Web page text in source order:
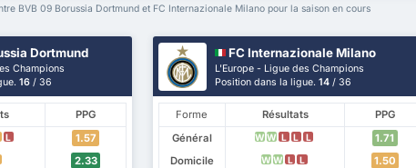
BVB 09 Borussia Dortmund et FC Internazionale Milano pour la saison en cours
Dortmund
Champions
16 / 36
PPG
L
1.57
2.33
FC Internazionale Milano
L'Europe - Ligue des Champions
Position dans la ligue.14 / 36
Forme Résultats
PPG
Général
W W L L L
1.71
Domicile
W W L L
1.50